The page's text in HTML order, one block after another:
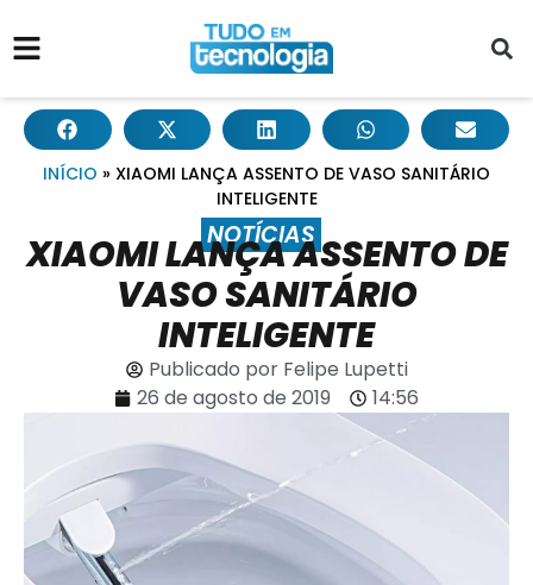
INÍCIO » XIAOMI LANÇA ASSENTO DE VASO SANITÁRIO
INTELIGENTE
NOTÍCIAS
XIAOMI LANÇA ASSENTO DE
VASO SANITÁRIO
INTELIGENTE
Publicado porFelipe Lupetti
26 de agosto de 2019
14:56